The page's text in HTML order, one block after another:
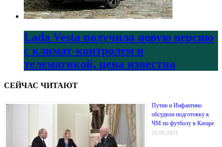
Lada Vesta получила новую версию
с климат-контролем и
телематикой, цена известна
СЕЙЧАС ЧИТАЮТ
Путин и Инфантино
обсудили подготовку к
ЧМ по футболу в Катаре
25.06.2021